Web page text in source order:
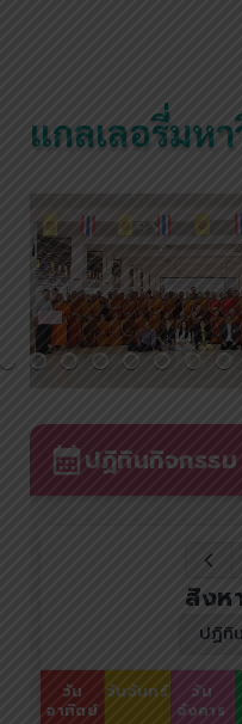
แกลเลอรี่มห